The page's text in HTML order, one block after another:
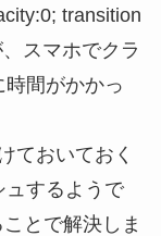
transition
スマホでクラ
間がかかっ
ておいておく
ュするようで
とで解決しま